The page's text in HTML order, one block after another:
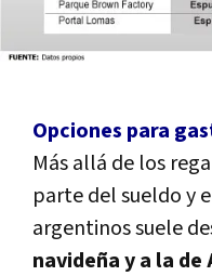
Opciones para
Más allá de los
parte del sueldo y
argentinos suele
navideña y a la de